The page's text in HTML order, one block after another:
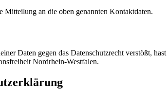
Mitteilung an die oben genannten Kontaktdaten.
Daten gegen das Datenschutzrecht verstößt,
Nordrhein-Westfalen.